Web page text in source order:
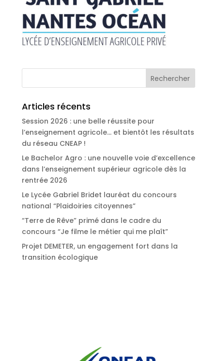
Articles récents
Session 2026 : une belle réussite pour
l’enseignement agricole… et bientôt les résultats
du réseau CNEAP !
Le Bachelor Agro : une nouvelle voie d’excellence
dans l’enseignement supérieur agricole dès la
rentrée 2026
Le Lycée Gabriel Bridet lauréat du concours
national “Plaidoiries citoyennes”
“Terre de Rêve” primé dans le cadre du
concours “Je filme le métier qui me plaît”
Projet DEMETER, un engagement fort dans la
transition écologique